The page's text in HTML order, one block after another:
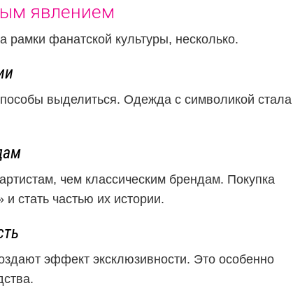
явлением
фанатской культуры, несколько.
выделиться. Одежда с символикой стала
чем классическим брендам. Покупка
стать частью их истории.
эффект эксклюзивности. Это особенно